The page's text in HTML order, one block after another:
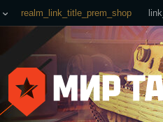
realm_link_title_prem_shop